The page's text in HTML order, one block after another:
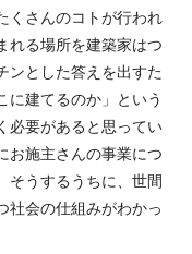
くさんのコトが行われ
れる場所を建築家はつ
ンとした答えを出すた
に建てるのか」という
必要があると思ってい
お施主さんの事業につ
そうするうちに、世間
社会の仕組みがわかっ